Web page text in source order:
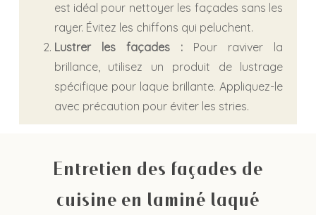
est idéal pour nettoyer les façades sans les
rayer. Évitez les chiffons qui peluchent.
Lustrer les façades : Pour raviver la
brillance, utilisez un produit de lustrage
spécifique pour laque brillante. Appliquez-le
avec précaution pour éviter les stries.
Entretien des façades de
cuisine en laminé laqué